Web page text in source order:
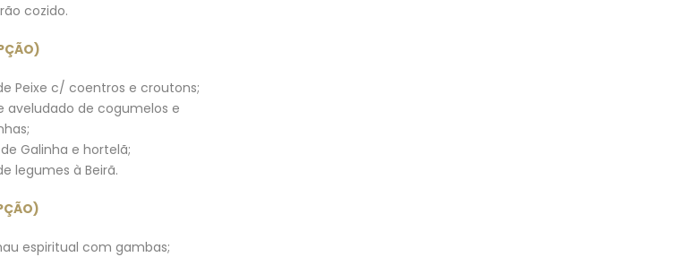
cozido.
Peixe c/ coentros e croutons;
aveludado de cogumelos e
Galinha e hortelã;
legumes à Beirã.
espiritual com gambas;